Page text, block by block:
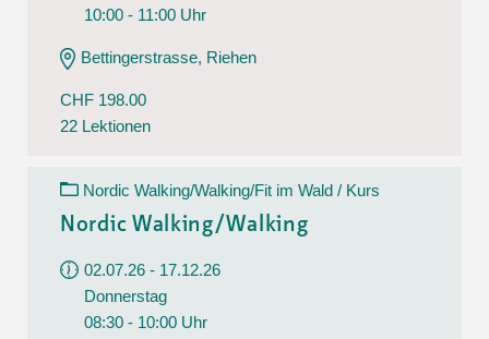
10:00 - 11:00 Uhr
Bettingerstrasse, Riehen
CHF 198.00
22 Lektionen
Nordic Walking/Walking/Fit im Wald / Kurs
Nordic Walking/Walking
02.07.26 - 17.12.26
Donnerstag
08:30 - 10:00 Uhr